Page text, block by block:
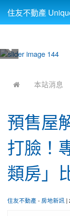
住友不動產
本站消息
預售屋
打臉！
類房」
住友不動產 - 房地新訊 |